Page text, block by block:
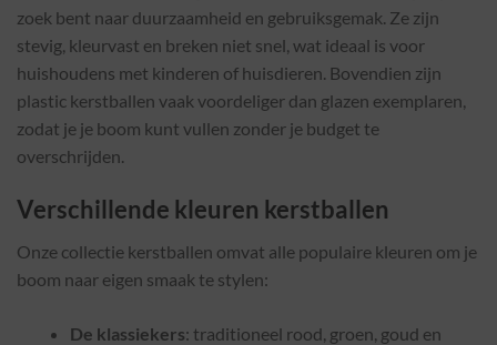
zoek bent naar duurzaamheid en gebruiksgemak. Ze zijn
stevig, kleurvast en breken niet snel, wat ideaal is voor
huishoudens met kinderen of huisdieren. Bovendien zijn
plastic kerstballen vaak voordeliger dan glazen exemplaren,
zodat je je boom kunt vullen zonder je budget te
overschrijden.
Verschillende kleuren kerstballen
Onze collectie kerstballen omvat alle populaire kleuren om je
boom naar eigen smaak te stylen:
De klassiekers: traditioneel rood, groen, goud en